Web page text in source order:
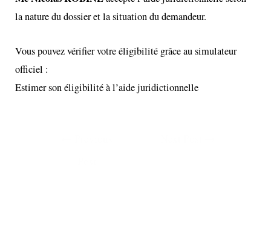
la nature du dossier et la situation du demandeur.
Vous pouvez vérifier votre éligibilité grâce au simulateur
officiel :
Estimer son éligibilité à l’aide juridictionnelle